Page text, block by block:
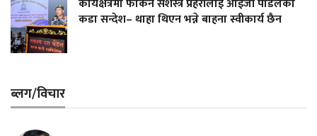
कार्यक्षेत्रमा फर्किने सशस्त्र प्रहरीलाई आईजी पौडेलको
कडा सन्देश– थाहा थिएन भन्ने बाहना स्वीकार्य छैन
ब्लग/विचार